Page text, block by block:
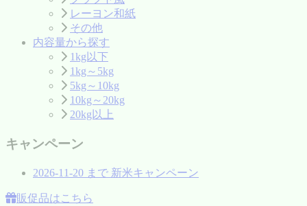
レーヨン和紙
その他
内容量から探す
1kg以下
1kg～5kg
5kg～10kg
10kg～20kg
20kg以上
キャンペーン
2026-11-20 まで 新米キャンペーン
販促品はこちら